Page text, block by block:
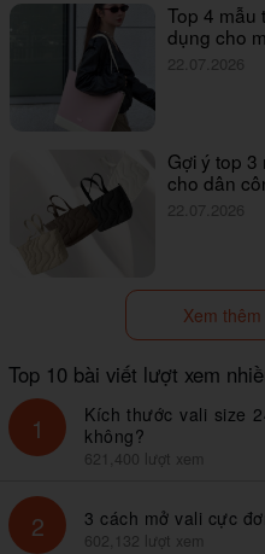
Top 4 mẫu
dụng cho
22.07.2026
Gợi ý top
cho dân
22.07.2026
Xem
Top 10 bài viết lượt xem
1
Kích thước vali size
không?
621,400 lượt xem
2 3 cách mở vali cực
602,132 lượt xem